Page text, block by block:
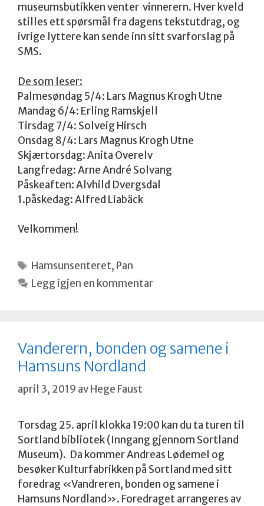
museumsbutikken venter vinnerern. Hver kveld
stilles ett spørsmål fra dagens tekstutdrag, og
ivrige lyttere kan sende inn sitt svarforslag på
SMS.
De som leser:
Palmesøndag 5/4: Lars Magnus Krogh Utne
Mandag 6/4: Erling Ramskjell
Tirsdag 7/4: Solveig Hirsch
Onsdag 8/4: Lars Magnus Krogh Utne
Skjærtorsdag: Anita Overelv
Langfredag: Arne André Solvang
Påskeaften: Alvhild Dvergsdal
1.påskedag: Alfred Liabäck
Velkommen!
Stikkord
Hamsunsenteret, Pan
Legg igjen en kommentar
Vanderern, bonden og samene i
Hamsuns Nordland
april 3, 2019 avHege Faust
Torsdag 25. april klokka 19:00 kan du ta turen til
Sortland bibliotek (Inngang gjennom Sortland
Museum). Da kommer Andreas Lødemel og
besøker Kulturfabrikken på Sortland med sitt
foredrag «Vandreren, bonden og samene i
Hamsuns Nordland». Foredraget arrangeres av